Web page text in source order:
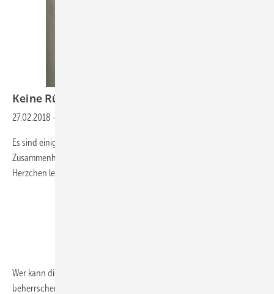
Keine Rückzugsgebiete
27.02.2018 -
Es sind einige hundert Seiten trockener Normen die man uns im
Zusammenhang mit Trinkwasserinstallationen an das warme
Herzchen legt.
Wer kann die alle auswendig lernen oder zumindest aus dem ff
beherrschen? Ich nicht, Asche auf mein Haupt. Aber ich kann